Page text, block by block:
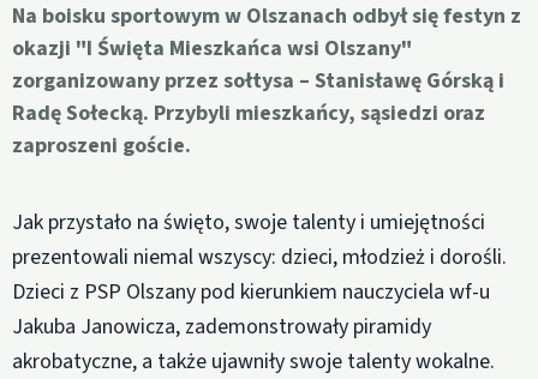
Na boisku sportowym w Olszanach odbył się festyn z
okazji "I Święta Mieszkańca wsi Olszany"
zorganizowany przez sołtysa – Stanisławę Górską i
Radę Sołecką. Przybyli mieszkańcy, sąsiedzi oraz
zaproszeni goście.
Jak przystało na święto, swoje talenty i umiejętności
prezentowali niemal wszyscy: dzieci, młodzież i dorośli.
Dzieci z PSP Olszany pod kierunkiem nauczyciela wf-u
Jakuba Janowicza, zademonstrowały piramidy
akrobatyczne, a także ujawniły swoje talenty wokalne.